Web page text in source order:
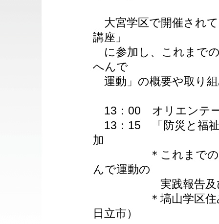
大宮学区で開催され
講座」
に参加し、これまで
へんで
運動」の概要や取り
13：00 オリエンテ
13：15 「防災と福
加
＊これまでの取り
んで運動の
実践報告及び
＊塙山学区住みよ
日立市）